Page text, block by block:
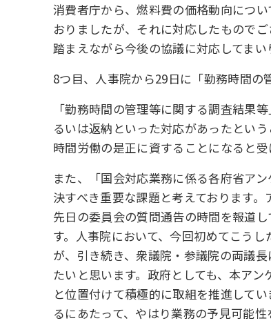
消費者庁から、燃料費の価格動向につ
おりましたが、それに対応したもので
踏まえながら今後の協議に対応してまい
8つ目、人事院から29日に「勤務時間の
「勤務時間の管理等に関する調査結果
るいは返納といった対応があったとい
時間労働の是正に資することになると受
また、「国会対応業務に係る各府省ア
決すべき重要な課題と考えております
先日の委員会の質問通告の時間を報道
す。人事院において、今回初めてこう
が、引き続き、衆議院・参議院の両議
たいと思います。政府としても、本ア
と位置付けて積極的に取組を推進して
るにあたって、やはり業務の予見可能